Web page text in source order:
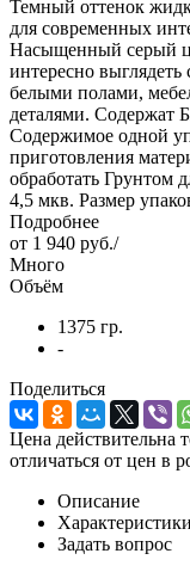
Темный оттенок
для современных
Насыщенный серый
интересно
белыми полами,
деталями. Содержат
Содержимое одной
приготовления
обработать Грунтом
4,5 мкв. Размер
Подробнее
от 1 940 руб./
Много
Объём
1375 гр.
-
Поделиться
Цена действительна
отличаться от цен в
Описание
Характеристики
Задать вопрос